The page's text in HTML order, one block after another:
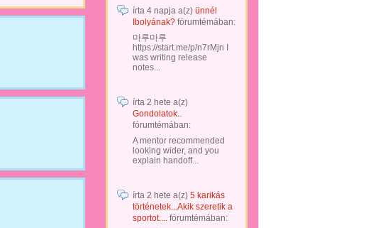
írta 4 napja a(z) ünnél
Ibolyának? fórumtémában:
마루마루
https://start.me/p/n7rMjn I
was writing release
notes...
írta 2 hete a(z)
Gondolatok..
fórumtémában:
A mentor recommended
looking wider, and you
explain handoff...
írta 2 hete a(z) 5 karikás
történetek...Akik szeretik a
sportot.... fórumtémában: